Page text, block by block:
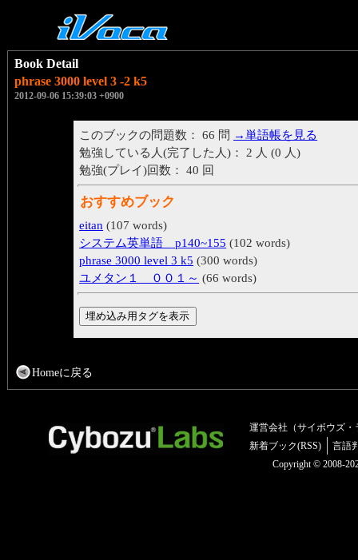
Book Detail
phrase 3000 level 3 -2 k5
2012-09-06 15:39:03 +0900
このブックの問題数： 66 問 →単語帳を見る
勉強している人(完了した人)： 2 人 (0 人)
勉強(プレイ)回数： 40 回
おすすめブック
eitan (107 words)
システム英単語 p140~155 (102 words)
phrase 3000 level 3 k5 (300 words)
ユメタン１ ００１～ (66 words)
Homeに戻る
運営会社（サイボウズ・
新着ブック(RSS)
言語
Copyright © 2008-